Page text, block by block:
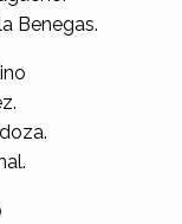
Benegas.